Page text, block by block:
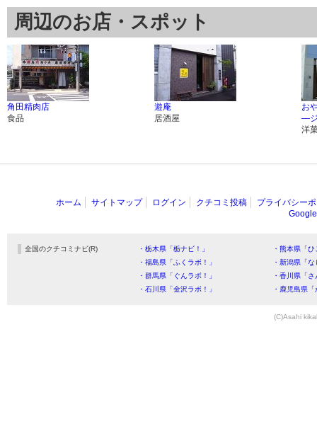
周辺のお店・スポット
角田精肉店
食品
遊庵
居酒屋
お
―
洋
ホーム サイトマップ ログイン クチコミ投稿
プライバシー
全国のクチコミナビ(R) ・栃木県「栃ナビ！」
・熊本県「
・福島県「ふくラボ！」
・新潟県「
・群馬県「ぐんラボ！」
・香川県「
・石川県「金沢ラボ！」
・鹿児島県
(C)Asahi